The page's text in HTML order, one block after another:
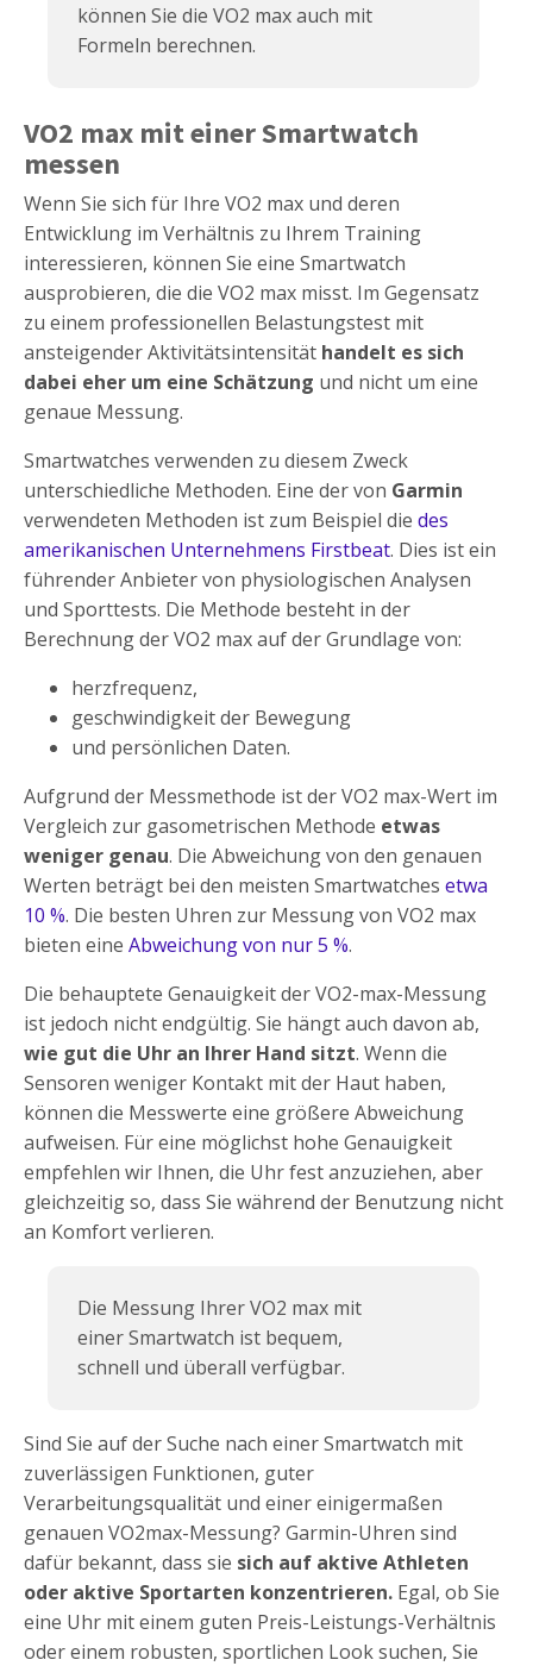
können Sie die VO2 max auch mit
Formeln berechnen.
VO2 max mit einer Smartwatch
messen
Wenn Sie sich für Ihre VO2 max und deren
Entwicklung im Verhältnis zu Ihrem Training
interessieren, können Sie eine Smartwatch
ausprobieren, die die VO2 max misst. Im Gegensatz
zu einem professionellen Belastungstest mit
ansteigender Aktivitätsintensität handelt es sich
dabei eher um eine Schätzung und nicht um eine
genaue Messung.
Smartwatches verwenden zu diesem Zweck
unterschiedliche Methoden. Eine der von Garmin
verwendeten Methoden ist zum Beispiel die des
amerikanischen Unternehmens Firstbeat. Dies ist ein
führender Anbieter von physiologischen Analysen
und Sporttests. Die Methode besteht in der
Berechnung der VO2 max auf der Grundlage von:
herzfrequenz,
geschwindigkeit der Bewegung
und persönlichen Daten.
Aufgrund der Messmethode ist der VO2 max-Wert im
Vergleich zur gasometrischen Methode etwas
weniger genau. Die Abweichung von den genauen
Werten beträgt bei den meisten Smartwatches etwa
10 %. Die besten Uhren zur Messung von VO2 max
bieten eine Abweichung von nur 5 %.
Die behauptete Genauigkeit der VO2-max-Messung
ist jedoch nicht endgültig. Sie hängt auch davon ab,
wie gut die Uhr an Ihrer Hand sitzt. Wenn die
Sensoren weniger Kontakt mit der Haut haben,
können die Messwerte eine größere Abweichung
aufweisen. Für eine möglichst hohe Genauigkeit
empfehlen wir Ihnen, die Uhr fest anzuziehen, aber
gleichzeitig so, dass Sie während der Benutzung nicht
an Komfort verlieren.
Die Messung Ihrer VO2 max mit
einer Smartwatch ist bequem,
schnell und überall verfügbar.
Sind Sie auf der Suche nach einer Smartwatch mit
zuverlässigen Funktionen, guter
Verarbeitungsqualität und einer einigermaßen
genauen VO2max-Messung? Garmin-Uhren sind
dafür bekannt, dass sie sich auf aktive Athleten
oder aktive Sportarten konzentrieren. Egal, ob Sie
eine Uhr mit einem guten Preis-Leistungs-Verhältnis
oder einem robusten, sportlichen Look suchen, Sie